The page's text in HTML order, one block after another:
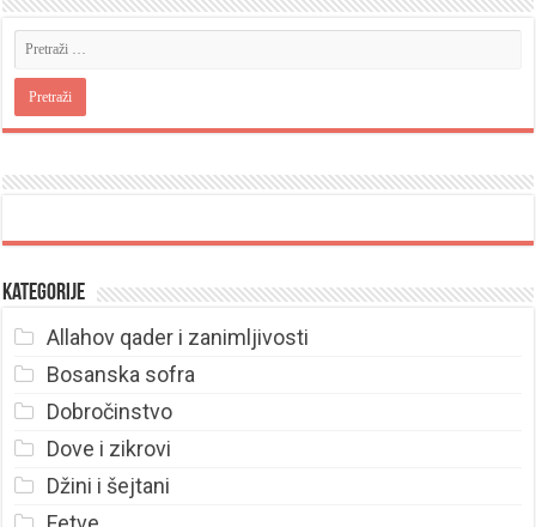
Kategorije
Allahov qader i zanimljivosti
Bosanska sofra
Dobročinstvo
Dove i zikrovi
Džini i šejtani